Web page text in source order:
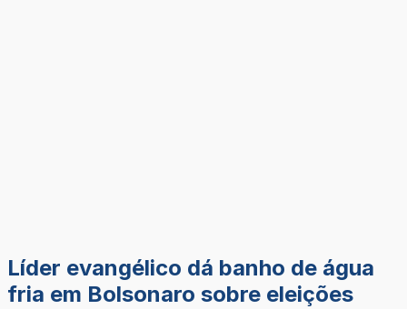
Líder evangélico dá banho de água
fria em Bolsonaro sobre eleições